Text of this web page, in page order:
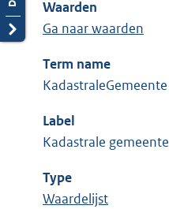
Waarden
Ga naar waarden
Term name
KadastraleGemeente
Label
Kadastrale gemeente
Type
Waardelijst